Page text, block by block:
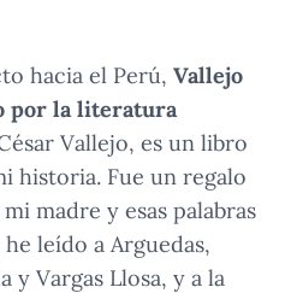
hacia el Perú, Vallejo
por la literatura
Vallejo, es un libro
historia. Fue un regalo
madre y esas palabras
leído a Arguedas,
y Vargas Llosa, y a la